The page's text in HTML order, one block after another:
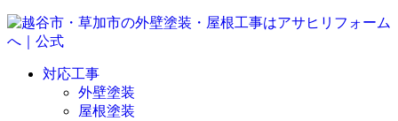
対応工事
外壁塗装
屋根塗装